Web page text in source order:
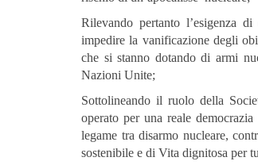
Rilevando pertanto l’esigenza
impedire la vanificazione degli
che si stanno dotando di armi
Nazioni Unite;
Sottolineando il ruolo della
operato per una reale
legame tra disarmo nucleare,
sostenibile e di Vita dignitosa per